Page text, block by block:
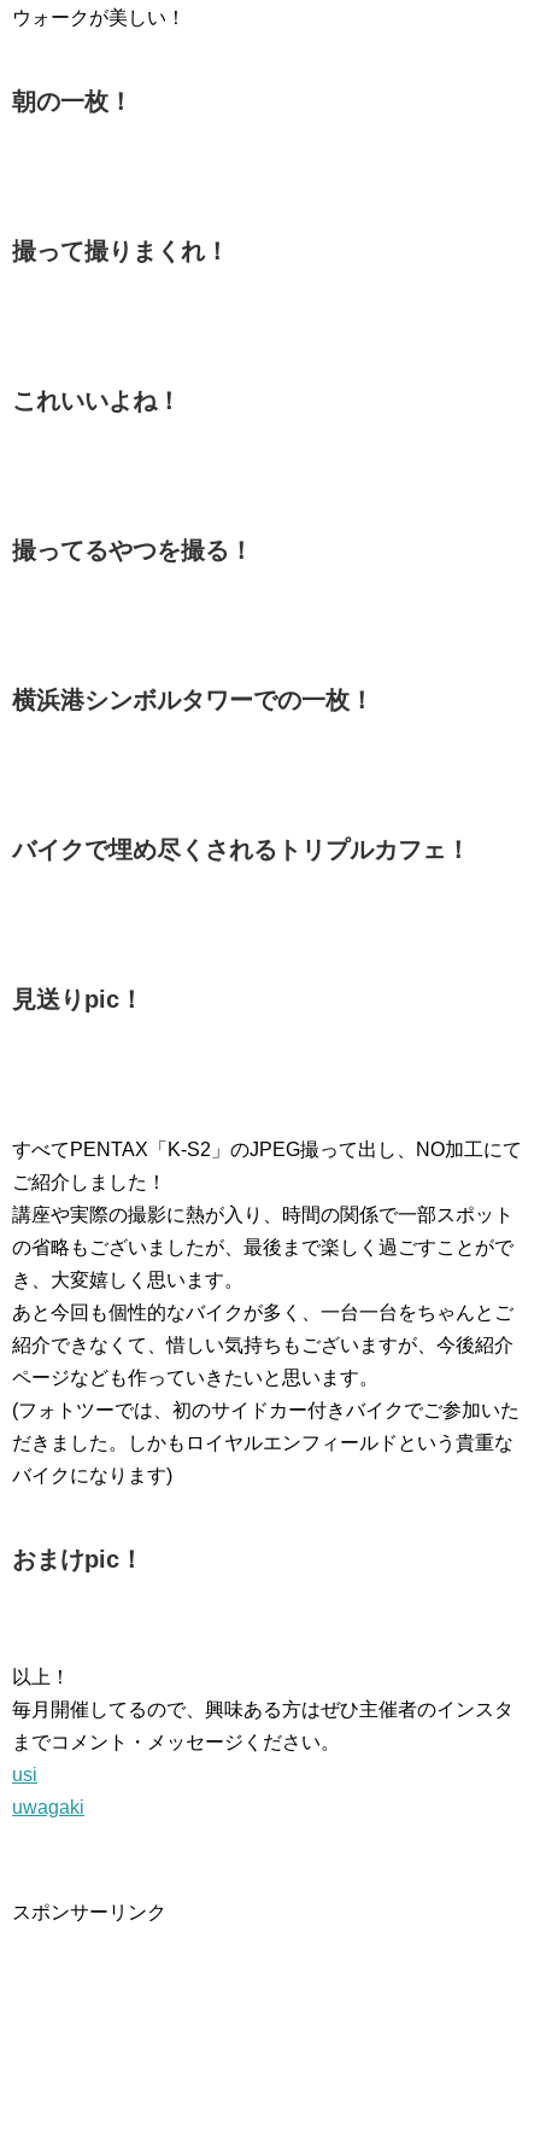
ウォークが美しい！
朝の一枚！
撮って撮りまくれ！
これいいよね！
撮ってるやつを撮る！
横浜港シンボルタワーでの一枚！
バイクで埋め尽くされるトリプルカフェ！
見送りpic！
すべてPENTAX「K-S2」のJPEG撮って出し、NO加工にて
ご紹介しました！
講座や実際の撮影に熱が入り、時間の関係で一部スポット
の省略もございましたが、最後まで楽しく過ごすことがで
き、大変嬉しく思います。
あと今回も個性的なバイクが多く、一台一台をちゃんとご
紹介できなくて、惜しい気持ちもございますが、今後紹介
ページなども作っていきたいと思います。
(フォトツーでは、初のサイドカー付きバイクでご参加いた
だきました。しかもロイヤルエンフィールドという貴重な
バイクになります)
おまけpic！
以上！
毎月開催してるので、興味ある方はぜひ主催者のインスタ
までコメント・メッセージください。
usi
uwagaki
スポンサーリンク